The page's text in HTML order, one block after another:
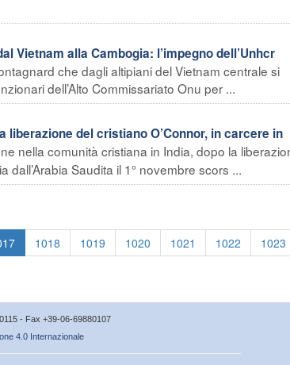
Vietnam alla Cambogia: l’impegno dell’Unhcr
che dagli altipiani del Vietnam centrale si
dell’Alto Commissariato Onu per ...
del cristiano O’Connor, in carcere in
nella comunità cristiana in India, dopo la
dall’Arabia Saudita il 1° novembre scors ...
1018 1019 1020 1021 1022 1023
- Fax +39-06-69880107
4.0 Internazionale